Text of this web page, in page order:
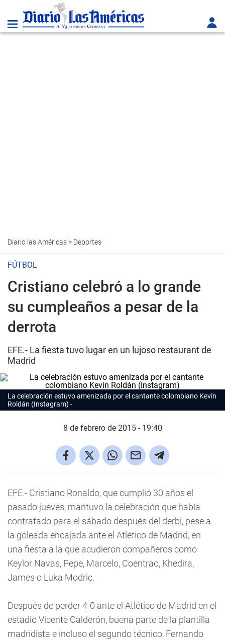
Diario las Américas> Deportes
FÚTBOL
Cristiano celebró a lo grande
su cumpleaños a pesar de la
derrota
EFE.- La fiesta tuvo lugar en un lujoso restaurant de
Madrid
La celebración estuvo amenizada por el cantante colombiano Kevin
Roldán (Instagram)
8 de febrero de 2015 - 19:40
EFE.- Cristiano Ronaldo, que cumplió 30 años el
pasado jueves, mantuvo la celebración que había
contratado para el sábado después del derbi, pese a
la goleada encajada ante el Atlético de Madrid, en
una fiesta a la que acudieron compañeros como
Keylor Navas, Pepe, Marcelo, Coentrao, Khedira,
James o Luka Modric.
Después de perder 4-0 ante el Atlético de Madrid en el
estadio Vicente Calderón, buena parte de la plantilla
madridista e incluso el segundo técnico, Fernando